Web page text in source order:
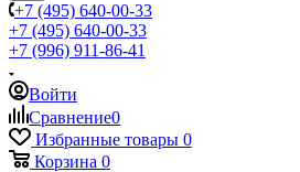
+7 (495) 640-00-33
+7 (495) 640-00-33
+7 (996) 911-86-41
Войти
Сравнение0
Избранные товары 0
Корзина 0